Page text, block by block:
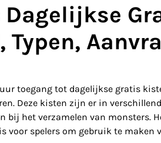
Dagelijkse
toegang tot dagelijkse gratis
Deze kisten zijn er in
bij het verzamelen van monsters.
voor spelers om gebruik te maken